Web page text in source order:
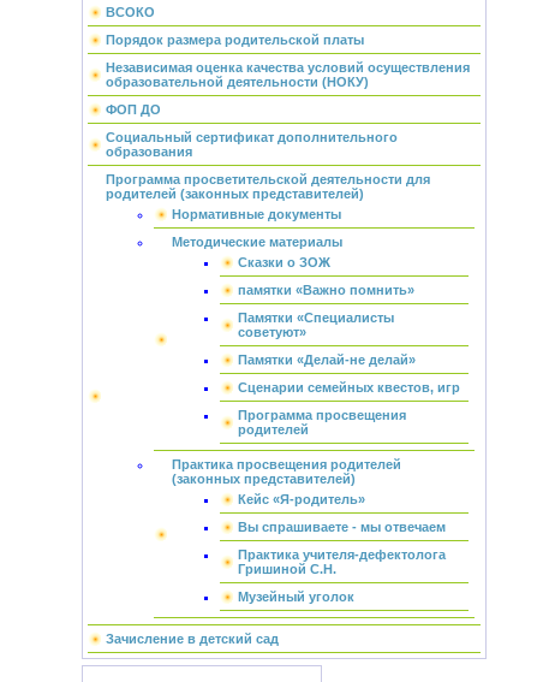
ВСОКО
Порядок размера родительской платы
Независимая оценка качества условий осуществления
образовательной деятельности (НОКУ)
ФОП ДО
Социальный сертификат дополнительного
образования
Программа просветительской деятельности для
родителей (законных представителей)
Нормативные документы
Методические материалы
Сказки о ЗОЖ
памятки «Важно помнить»
Памятки «Специалисты
советуют»
Памятки «Делай-не делай»
Сценарии семейных квестов, игр
Программа просвещения
родителей
Практика просвещения родителей
(законных представителей)
Кейс «Я-родитель»
Вы спрашиваете - мы отвечаем
Практика учителя-дефектолога
Гришиной С.Н.
Музейный уголок
Зачисление в детский сад